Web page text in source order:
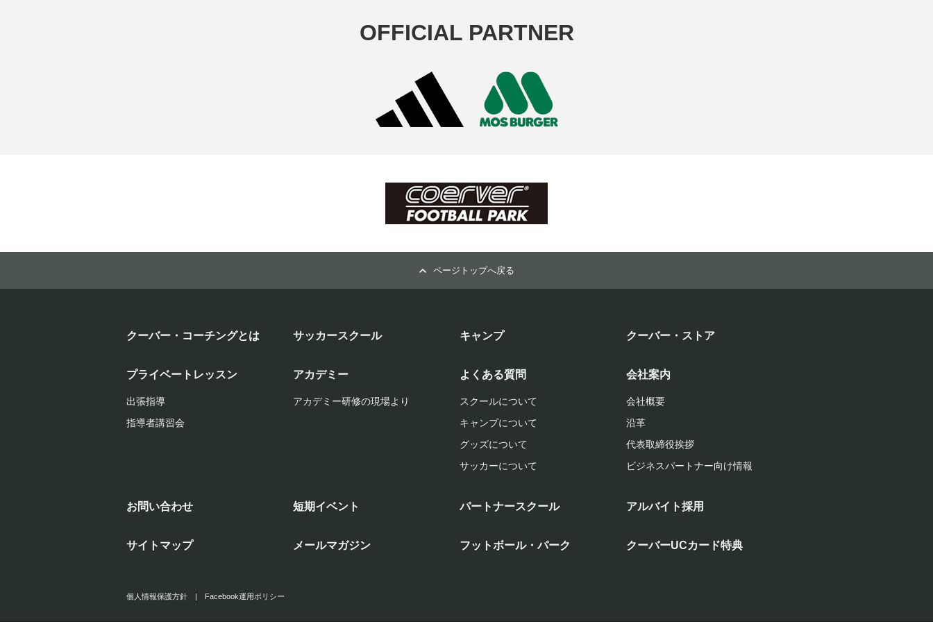
OFFICIAL PARTNER
ページトップへ戻る
クーバー・コーチングとは サッカースクール キャンプ クーバー・ストア
プライベートレッスン
出張指導
指導者講習会
アカデミー
アカデミー研修の現場より
よくある質問
スクールについて
キャンプについて
グッズについて
サッカーについて
会社案内
会社概要
沿革
代表取締役挨拶
ビジネスパートナー向け情報
お問い合わせ 短期イベント パートナースクール アルバイト採用
サイトマップ メールマガジン フットボール・パーク クーバーUCカード特典
個人情報保護方針 | Facebook運用ポリシー